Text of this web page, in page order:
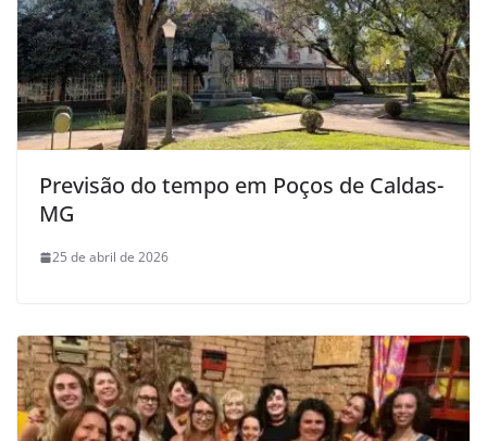
Previsão do tempo em Poços de Caldas-
MG
25 de abril de 2026